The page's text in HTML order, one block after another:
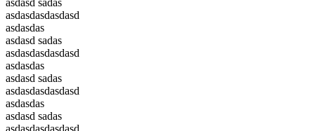
asdasd sadas
asdasdasdasdasd
asdasdas
asdasd sadas
asdasdasdasdasd
asdasdas
asdasd sadas
asdasdasdasdasd
asdasdas
asdasd sadas
asdasdasdasdasd